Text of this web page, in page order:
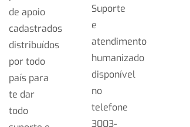
de apoio
cadastrados
distribuídos
por todo
país para
te dar
todo
Suporte
e
atendimento
humanizado
disponível
no
telefone
3003-